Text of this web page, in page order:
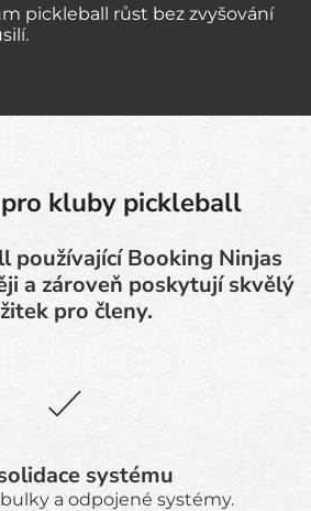
pickleball růst bez zvyšování
kluby pickleball
používající Booking Ninjas
a zároveň poskytují skvělý
pro členy.
systému
a odpojené systémy.